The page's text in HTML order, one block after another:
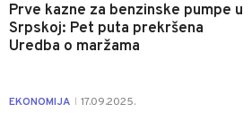
Prve kazne za benzinske pumpe u
Srpskoj: Pet puta prekršena
Uredba o maržama
EKONOMIJA 17.09.2025.